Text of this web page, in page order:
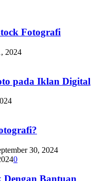
Fotografi
2024
pada Iklan Digital
30, 2024
0